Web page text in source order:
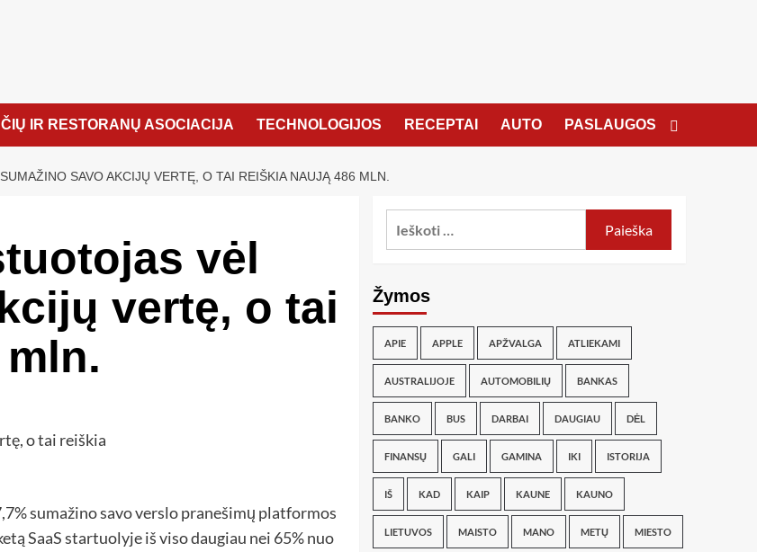
IR RESTORANŲ ASOCIACIJA TECHNOLOGIJOS RECEPTAI AUTO PASLAUGOS
SAVO AKCIJŲ VERTĘ, O TAI REIŠKIA NAUJĄ 486 MLN.
vėl
vertę, o tai
sumažino savo verslo pranešimų platformos
SaaS startuolyje iš viso daugiau nei 65% nuo
Žymos
APIE APPLE APŽVALGA ATLIEKAMI
AUSTRALIJOJE AUTOMOBILIŲ BANKAS
BANKO BUS DARBAI DAUGIAU DĖL
FINANSŲ GALI GAMINA IKI ISTORIJA
IŠ KAD KAIP KAUNE KAUNO
LIETUVOS MAISTO MANO METŲ MIESTO